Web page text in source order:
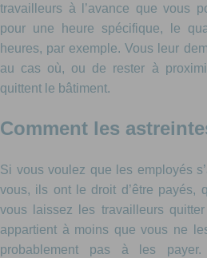
travailleurs à l’avance que vous
pour une heure spécifique, le
heures, par exemple. Vous leur
au cas où, ou de rester à
quittent le bâtiment.
Comment les
Si vous voulez que les employés
vous, ils ont le droit d’être payés,
vous laissez les travailleurs
appartient à moins que vous ne
probablement pas à les